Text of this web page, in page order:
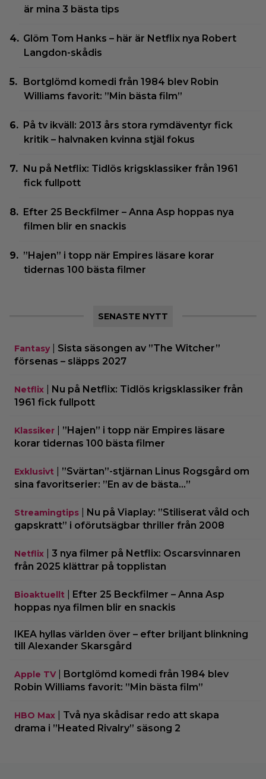
är mina 3 bästa tips
Glöm Tom Hanks – här är Netflix nya Robert
Langdon-skådis
Bortglömd komedi från 1984 blev Robin
Williams favorit: ”Min bästa film”
På tv ikväll: 2013 års stora rymdäventyr fick
kritik – halvnaken kvinna stjäl fokus
Nu på Netflix: Tidlös krigsklassiker från 1961
fick fullpott
Efter 25 Beckfilmer – Anna Asp hoppas nya
filmen blir en snackis
”Hajen” i topp när Empires läsare korar
tidernas 100 bästa filmer
SENASTE NYTT
Fantasy| Sista säsongen av ”The Witcher”
försenas – släpps 2027
Netflix
Nu på Netflix: Tidlös krigsklassiker från
1961 fick fullpott
Klassiker
”Hajen” i topp när Empires läsare
korar tidernas 100 bästa filmer
Exklusivt
”Svärtan”-stjärnan Linus Rogsgård om
sina favoritserier: ”En av de bästa…”
Streamingtips
Nu på Viaplay: ”Stiliserat våld och
gapskratt” i oförutsägbar thriller från 2008
Netflix
3 nya filmer på Netflix: Oscarsvinnaren
från 2025 klättrar på topplistan
Bioaktuellt
Efter 25 Beckfilmer – Anna Asp
hoppas nya filmen blir en snackis
IKEA hyllas världen över – efter briljant blinkning
till Alexander Skarsgård
Apple TV|
Bortglömd komedi från 1984 blev
Robin Williams favorit: ”Min bästa film”
HBO Max
Två nya skådisar redo att skapa
drama i ”Heated Rivalry” säsong 2